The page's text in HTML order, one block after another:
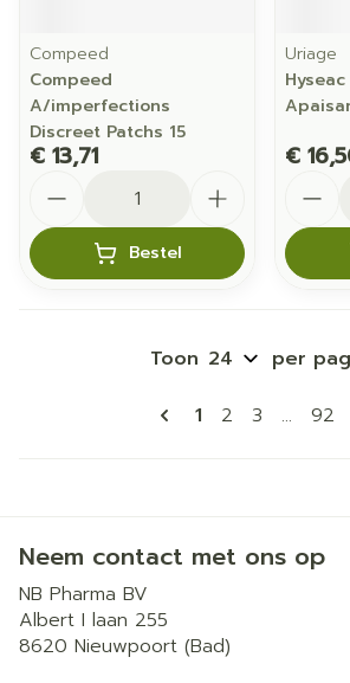
Compeed
Compeed
A/imperfections
Discreet Patchs 15
€ 13,71
Bestel
Uriage
€
Pagina's
U lees
1 Pagina
2 Pagina
3 ... 92
Toon per
Neem contact met ons op
NB Pharma BV
Albert I laan 255
8620 Nieuwpoort (Bad)